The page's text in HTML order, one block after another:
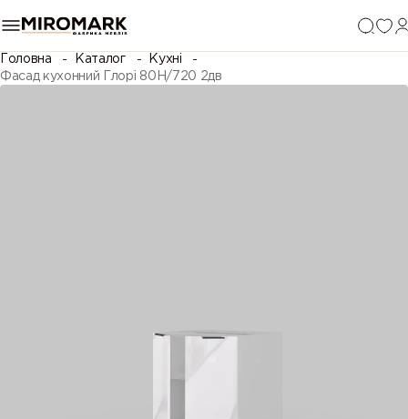
Головна Каталог
Кухні
Фасад кухонний Глорі 80Н/720 2дв